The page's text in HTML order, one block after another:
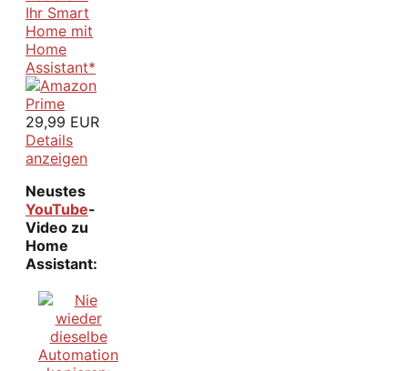
Ihr Smart
Home mit
Home
Assistant*
29,99 EUR
Details
anzeigen
Neustes
YouTube-
Video zu
Home
Assistant: